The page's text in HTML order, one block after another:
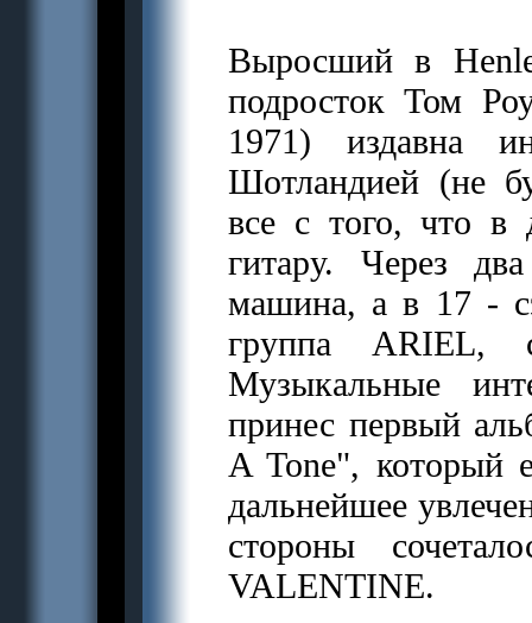
Выросший в
подросток Том
1971) издавна
Шотландией (не
все с того, что в
гитару. Через
машина, а в 17 -
группа ARIEL,
Музыкальные
принес первый
A Tone", который
дальнейшее
стороны
VALENTINE.